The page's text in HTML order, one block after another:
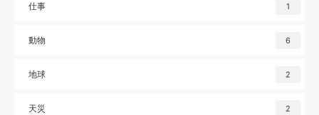
仕事 1
動物 6
地球 2
天災 2